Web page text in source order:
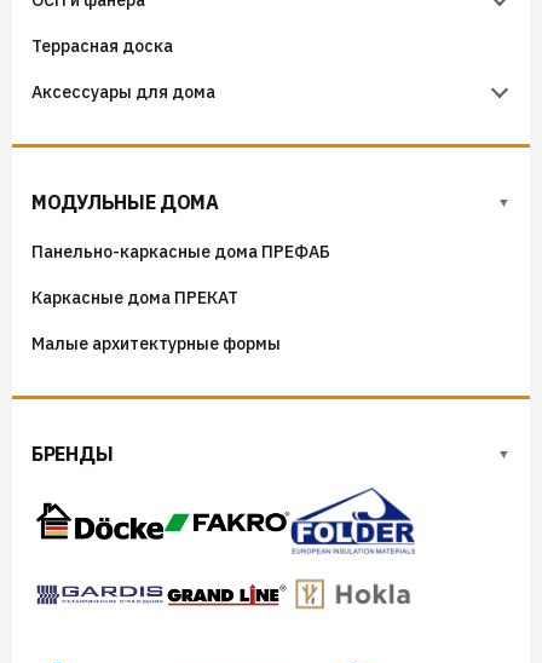
Фанера
ОСП (OSB) плиты
Террасная доска
Аксессуары для дома
МОДУЛЬНЫЕ ДОМА
Панельно-каркасные дома ПРЕФАБ
Каркасные дома ПРЕКАТ
Малые архитектурные формы
БРЕНДЫ